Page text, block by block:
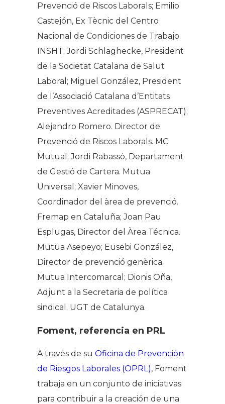
Prevenció de Riscos Laborals; Emilio
Castejón, Ex Tècnic del Centro
Nacional de Condiciones de Trabajo.
INSHT; Jordi Schlaghecke, President
de la Societat Catalana de Salut
Laboral; Miguel González, President
de l’Associació Catalana d’Entitats
Preventives Acreditades (ASPRECAT);
Alejandro Romero. Director de
Prevenció de Riscos Laborals. MC
Mutual; Jordi Rabassó, Departament
de Gestió de Cartera. Mutua
Universal; Xavier Minoves,
Coordinador del àrea de prevenció.
Fremap en Cataluña; Joan Pau
Esplugas, Director del Àrea Técnica.
Mutua Asepeyo; Eusebi González,
Director de prevenció genèrica.
Mutua Intercomarcal; Dionis Oña,
Adjunt a la Secretaria de política
sindical. UGT de Catalunya.
Foment, referencia en PRL
A través de su Oficina de Prevención
de Riesgos Laborales (OPRL), Foment
trabaja en un conjunto de iniciativas
para contribuir a la creación de una